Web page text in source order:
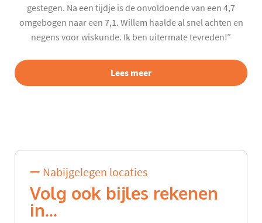
gestegen. Na een tijdje is de onvoldoende van een 4,7
omgebogen naar een 7,1. Willem haalde al snel achten en
negens voor wiskunde. Ik ben uitermate tevreden!”
Lees meer
Nabijgelegen locaties
Volg ook bijles rekenen
in...